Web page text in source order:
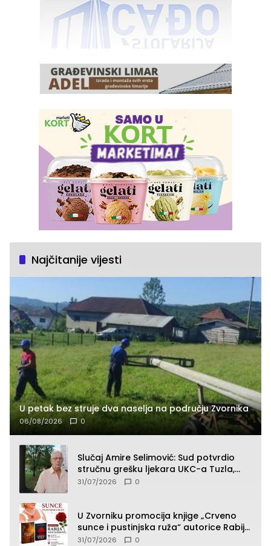
Najčitanije vijesti
U petak bez struje dva naselja na području Zvornika
06/08/2026 0
Slučaj Amire Selimović: Sud potvrdio
stručnu grešku ljekara UKC-a Tuzla,
presudan dokaz ostala obdukcija
31/07/2026 0
U Zvorniku promocija knjige „Crveno
sunce i pustinjska ruža“ autorice Rabije
Avdić-Hamidović
31/07/2026 0